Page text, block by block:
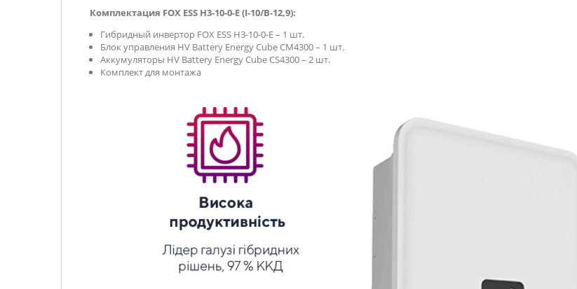
Комплектация FOX ESS H3-10-0-E (I-10/B-12,9):
Гибридный инвертор FOX ESS H3-10-0-E – 1 шт.
Блок управления HV Battery Energy Cube CM4300 – 1 шт.
Аккумуляторы HV Battery Energy Cube CS4300 – 2 шт.
Комплект для монтажа